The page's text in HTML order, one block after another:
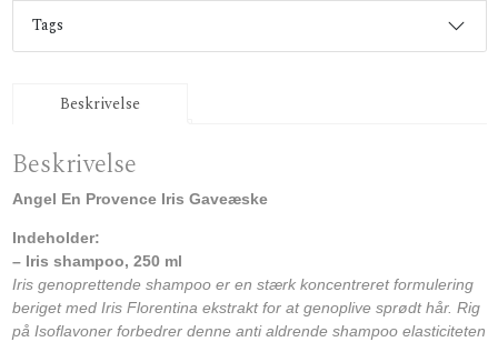
Tags
Beskrivelse
Beskrivelse
Angel En Provence Iris Gaveæske
Indeholder:
– Iris shampoo, 250 ml
Iris genoprettende shampoo er en stærk koncentreret formulering
beriget med Iris Florentina ekstrakt for at genoplive sprødt hår. Rig
på Isoflavoner forbedrer denne anti aldrende shampoo elasticiteten